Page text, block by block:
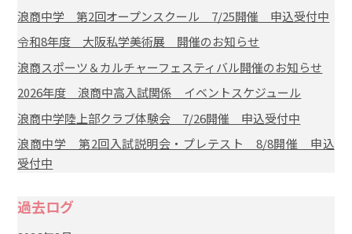
浪商中学 第2回オープンスクール 7/25開催 申込受付中
令和8年度 大阪私学美術展 開催のお知らせ
浪商スポーツ＆カルチャーフェスティバル開催のお知らせ
2026年度 浪商中高入試関係 イベントスケジュール
浪商中学陸上部クラブ体験会 7/26開催 申込受付中
浪商中学 第2回入試説明会・プレテスト 8/8開催 申込
受付中
過去ログ